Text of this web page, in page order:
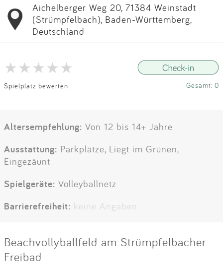
Aichelberger Weg 20, 71384 Weinstadt
(Strümpfelbach), Baden-Württemberg,
Deutschland
Spielplatz bewerten Gesamt: 0
Altersempfehlung: Von 12 bis 14+ Jahre
Ausstattung: Parkplätze, Liegt im Grünen,
Eingezäunt
Spielgeräte: Volleyballnetz
Barrierefreiheit: keine Angaben
Beachvollyballfeld am Strümpfelbacher
Freibad